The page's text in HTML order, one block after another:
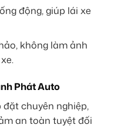
động, giúp lái xe
không làm ảnh
Phát Auto
chuyên nghiệp,
an toàn tuyệt đối